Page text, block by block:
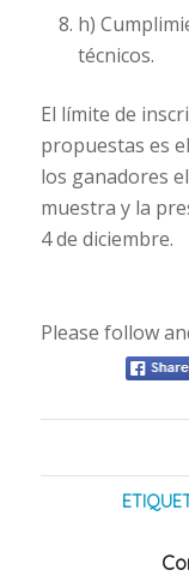
h)
técnicos.
El límite de
propuestas es
los ganadores
muestra y la
4 de diciembre.
Please follow